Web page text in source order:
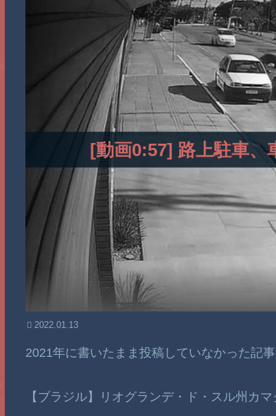
[動画0:57] 路上駐車
2022.01.13
2021年に書いたまま投稿していなかった記
【ブラジル】リオグランデ・ド・スル州カマ